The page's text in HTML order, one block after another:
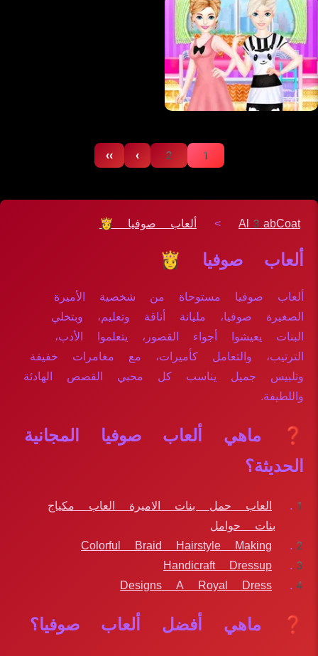
1
2
›
››
Al3abCoat
> ألعاب صوفيا 👸
ألعاب صوفيا 👸
ألعاب صوفيا مستوحاة من شخصية الأميرة
الصغيرة صوفيا، مليانة أناقة وتعليم، وبتخلي
البنات يعيشوا أجواء القصور، يتعلموا الأدب،
الترتيب، والتعامل كأميرات، مع مغامرات خفيفة
وتلبيس جميل يناسب كل محبي القصص الهادئة
واللطيفة.
❓ ماهي ألعاب صوفيا المجانية
الحديثة؟
العاب حمل بنات الاميرة العاب مكياج
بنات حوامل
Colorful Braid Hairstyle Making
Handicraft Dressup
Designs A Royal Dress
❓ ماهي أفضل ألعاب صوفيا؟